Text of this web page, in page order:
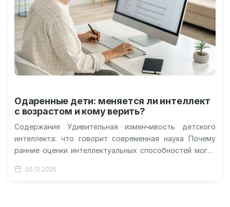
Одаренные дети: меняется ли интеллект
с возрастом и кому верить?
Содержание Удивительная изменчивость детского
интеллекта: что говорит современная наука Почему
ранние оценки интеллектуальных способностей могут
проводилось исследование Причины
05.12.2025